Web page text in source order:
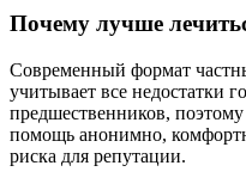
Почему лучше
Современный формат
учитывает все недостатки
предшественников,
помощь анонимно,
риска для репутации.